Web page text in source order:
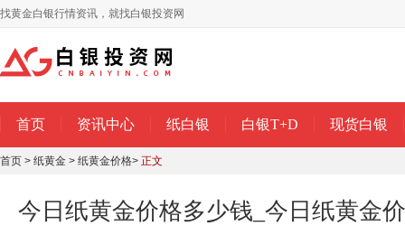
找黄金白银行情资讯，就找白银投资网
首页 资讯中心 纸白银 白银T+D 现货白银
首页 > 纸黄金 > 纸黄金价格> 正文
今日纸黄金价格多少钱_今日纸黄金